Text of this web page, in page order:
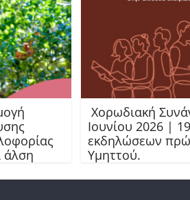
άλση
Χορωδιακή
Ιουνίου 2026 |
εκδηλώσεων
Υμηττού.